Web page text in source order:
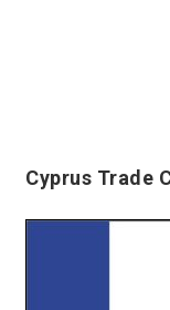
Cyprus Trade